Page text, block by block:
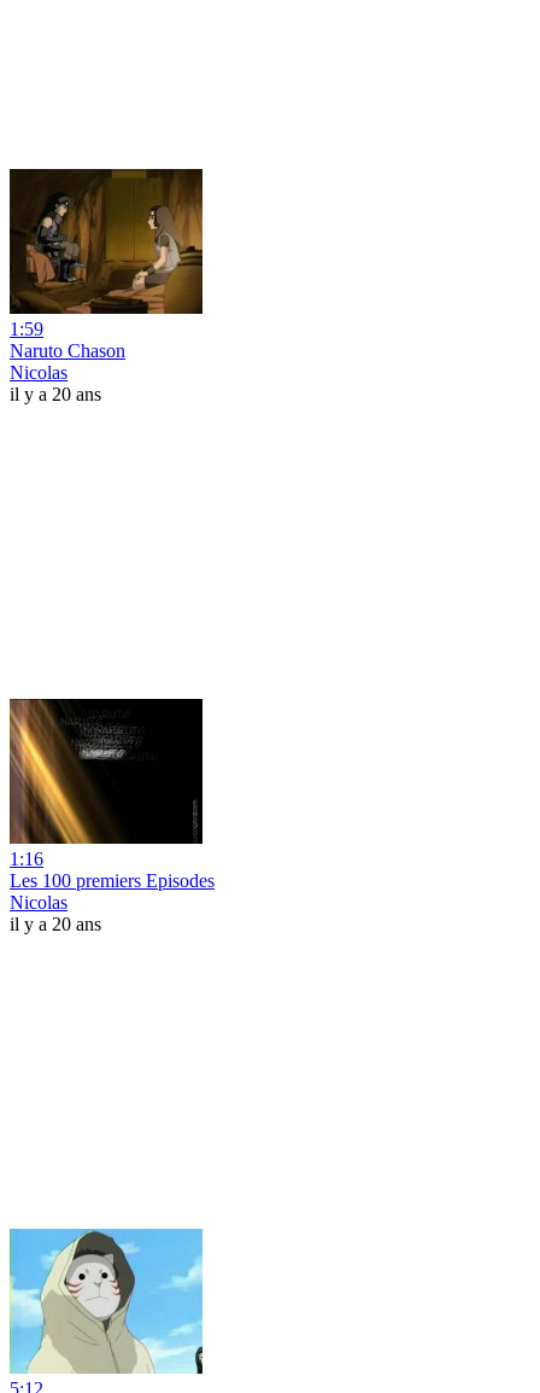
1:59
Naruto Chason
Nicolas
il y a 20 ans
1:16
Les 100 premiers Episodes
Nicolas
il y a 20 ans